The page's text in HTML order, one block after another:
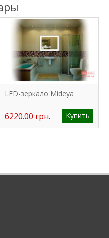
LED-зеркало Mideya
6220.00 грн. Купить